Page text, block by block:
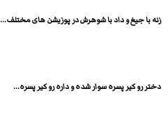
زنه با جیغ و داد با شوهرش در پوزیشن های مختلف...
دختر رو کیر پسره سوار شده و داره رو کیر پسره...